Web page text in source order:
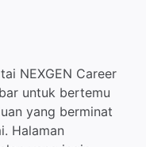
NEXGEN Career
untuk bertemu
yang berminat
Halaman